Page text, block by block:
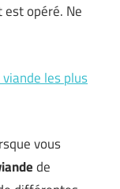
opéré. Ne
les plus
vous
de